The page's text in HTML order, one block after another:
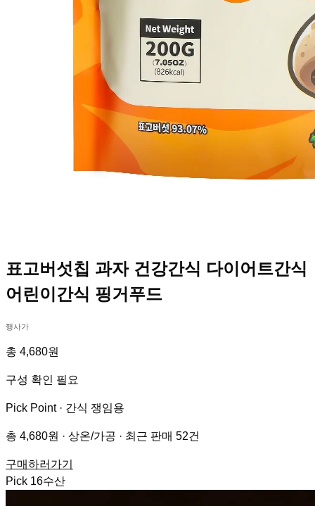
표고버섯칩 과자 건강간식 다이어트간식
어린이간식 핑거푸드
행사가
총 4,680원
구성 확인 필요
Pick Point · 간식 쟁임용
총 4,680원 · 상온/가공 · 최근 판매 52건
구매하러가기
Pick 16수산